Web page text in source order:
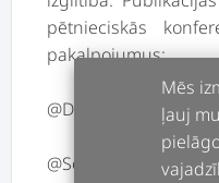
pētnieciskās
pakalpojumus:
@Digitālā
@Sociālo mēdiju
Mēs
ļauj